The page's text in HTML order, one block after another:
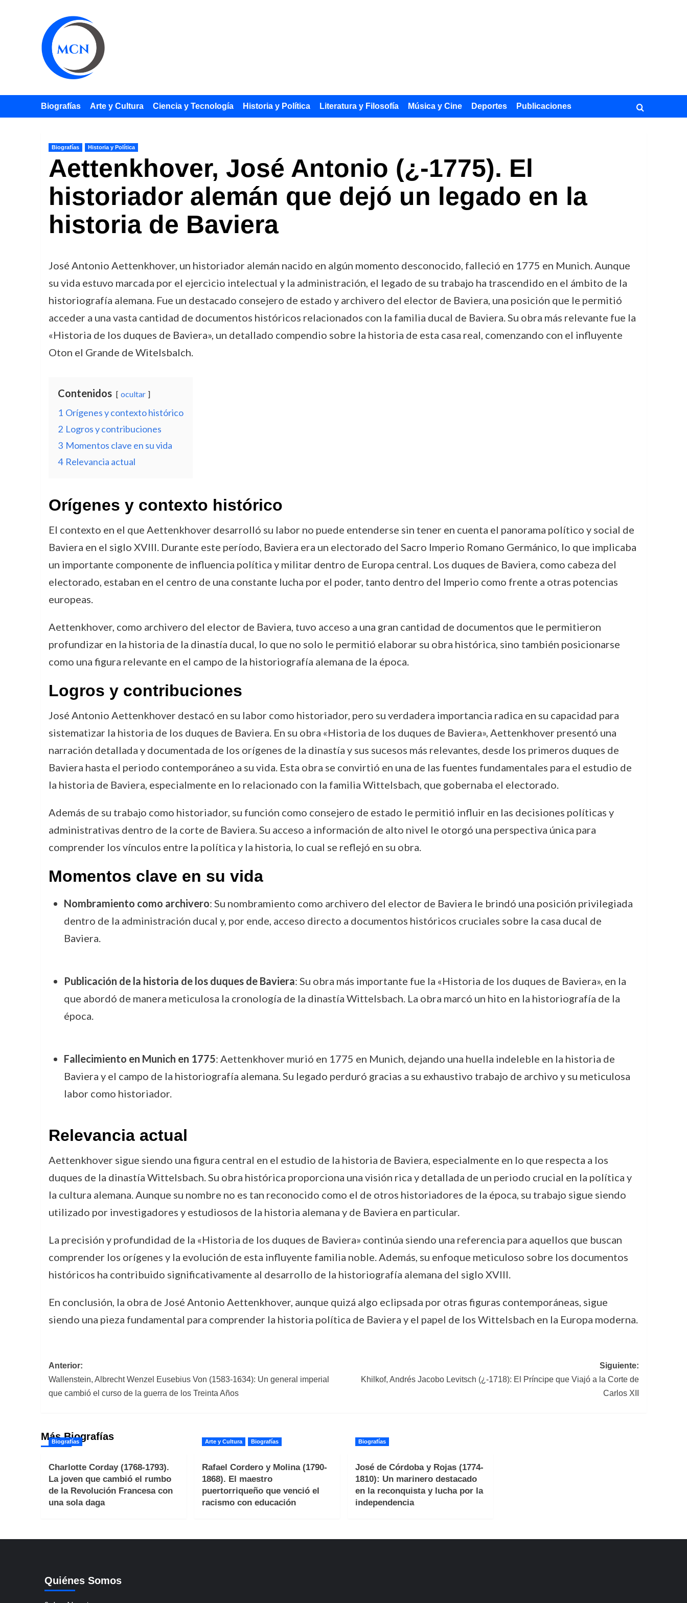
Biografías Arte y Cultura Ciencia y Tecnología Historia y Política Literatura y Filosofía Música y Cine Deportes Publicaciones
Biografías Historia y Política
Aettenkhover, José Antonio (¿-1775). El
historiador alemán que dejó un legado en la
historia de Baviera
José Antonio Aettenkhover, un historiador alemán nacido en algún momento desconocido, falleció en 1775 en Munich. Aunque
su vida estuvo marcada por el ejercicio intelectual y la administración, el legado de su trabajo ha trascendido en el ámbito de la
historiografía alemana. Fue un destacado consejero de estado y archivero del elector de Baviera, una posición que le permitió
acceder a una vasta cantidad de documentos históricos relacionados con la familia ducal de Baviera. Su obra más relevante fue la
«Historia de los duques de Baviera», un detallado compendio sobre la historia de esta casa real, comenzando con el influyente
Oton el Grande de Witelsbalch.
Contenidos ocultar
1 Orígenes y contexto histórico
2 Logros y contribuciones
3 Momentos clave en su vida
4 Relevancia actual
Orígenes y contexto histórico
El contexto en el que Aettenkhover desarrolló su labor no puede entenderse sin tener en cuenta el panorama político y social de
Baviera en el siglo XVIII. Durante este período, Baviera era un electorado del Sacro Imperio Romano Germánico, lo que implicaba
un importante componente de influencia política y militar dentro de Europa central. Los duques de Baviera, como cabeza del
electorado, estaban en el centro de una constante lucha por el poder, tanto dentro del Imperio como frente a otras potencias
europeas.
Aettenkhover, como archivero del elector de Baviera, tuvo acceso a una gran cantidad de documentos que le permitieron
profundizar en la historia de la dinastía ducal, lo que no solo le permitió elaborar su obra histórica, sino también posicionarse
como una figura relevante en el campo de la historiografía alemana de la época.
Logros y contribuciones
José Antonio Aettenkhover destacó en su labor como historiador, pero su verdadera importancia radica en su capacidad para
sistematizar la historia de los duques de Baviera. En su obra «Historia de los duques de Baviera», Aettenkhover presentó una
narración detallada y documentada de los orígenes de la dinastía y sus sucesos más relevantes, desde los primeros duques de
Baviera hasta el periodo contemporáneo a su vida. Esta obra se convirtió en una de las fuentes fundamentales para el estudio de
la historia de Baviera, especialmente en lo relacionado con la familia Wittelsbach, que gobernaba el electorado.
Además de su trabajo como historiador, su función como consejero de estado le permitió influir en las decisiones políticas y
administrativas dentro de la corte de Baviera. Su acceso a información de alto nivel le otorgó una perspectiva única para
comprender los vínculos entre la política y la historia, lo cual se reflejó en su obra.
Momentos clave en su vida
Nombramiento como archivero: Su nombramiento como archivero del elector de Baviera le brindó una posición privilegiada
dentro de la administración ducal y, por ende, acceso directo a documentos históricos cruciales sobre la casa ducal de
Baviera.
Publicación de la historia de los duques de Baviera: Su obra más importante fue la «Historia de los duques de Baviera», en la
que abordó de manera meticulosa la cronología de la dinastía Wittelsbach. La obra marcó un hito en la historiografía de la
época.
Fallecimiento en Munich en 1775: Aettenkhover murió en 1775 en Munich, dejando una huella indeleble en la historia de
Baviera y el campo de la historiografía alemana. Su legado perduró gracias a su exhaustivo trabajo de archivo y su meticulosa
labor como historiador.
Relevancia actual
Aettenkhover sigue siendo una figura central en el estudio de la historia de Baviera, especialmente en lo que respecta a los
duques de la dinastía Wittelsbach. Su obra histórica proporciona una visión rica y detallada de un periodo crucial en la política y
la cultura alemana. Aunque su nombre no es tan reconocido como el de otros historiadores de la época, su trabajo sigue siendo
utilizado por investigadores y estudiosos de la historia alemana y de Baviera en particular.
La precisión y profundidad de la «Historia de los duques de Baviera» continúa siendo una referencia para aquellos que buscan
comprender los orígenes y la evolución de esta influyente familia noble. Además, su enfoque meticuloso sobre los documentos
históricos ha contribuido significativamente al desarrollo de la historiografía alemana del siglo XVIII.
En conclusión, la obra de José Antonio Aettenkhover, aunque quizá algo eclipsada por otras figuras contemporáneas, sigue
siendo una pieza fundamental para comprender la historia política de Baviera y el papel de los Wittelsbach en la Europa moderna.
Navegación
de
Anterior:
Wallenstein, Albrecht Wenzel Eusebius Von (1583-1634): Un general imperial
que cambió el curso de la guerra de los Treinta Años
Siguiente:
Khilkof, Andrés Jacobo Levitsch (¿-1718): El Príncipe que Viajó a la Corte de
Carlos XII
Más Biografías
Biografías
Charlotte Corday (1768-1793).
La joven que cambió el rumbo
de la Revolución Francesa con
una sola daga
Arte y Cultura Biografías
Rafael Cordero y Molina (1790-
1868). El maestro
puertorriqueño que venció el
racismo con educación
Biografías
José de Córdoba y Rojas (1774-
1810): Un marinero destacado
en la reconquista y lucha por la
independencia
Quiénes Somos